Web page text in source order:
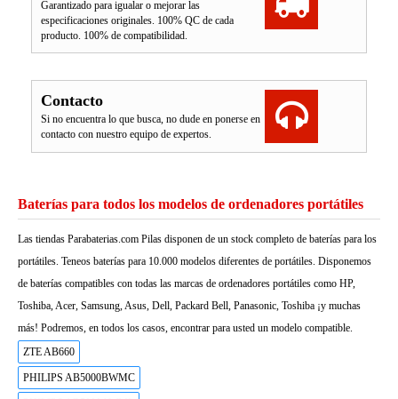
Garantizado para igualar o mejorar las
especificaciones originales. 100% QC de cada
producto. 100% de compatibilidad.
Contacto
Si no encuentra lo que busca, no dude en ponerse en
contacto con nuestro equipo de expertos.
Baterías para todos los modelos de ordenadores portátiles
Las tiendas Parabaterias.com Pilas disponen de un stock completo de baterías para los
portátiles. Teneos baterías para 10.000 modelos diferentes de portátiles. Disponemos
de baterías compatibles con todas las marcas de ordenadores portátiles como HP,
Toshiba, Acer, Samsung, Asus, Dell, Packard Bell, Panasonic, Toshiba ¡y muchas
más! Podremos, en todos los casos, encontrar para usted un modelo compatible.
ZTE AB660
PHILIPS AB5000BWMC